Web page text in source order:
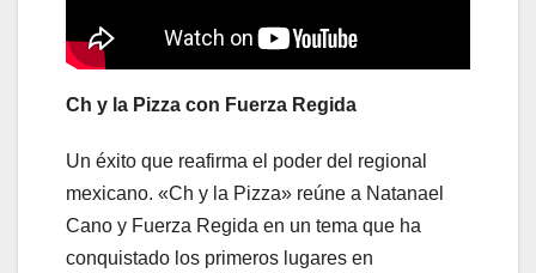
Ch y la Pizza con Fuerza Regida
Un éxito que reafirma el poder del regional
mexicano. «Ch y la Pizza» reúne a Natanael
Cano y Fuerza Regida en un tema que ha
conquistado los primeros lugares en